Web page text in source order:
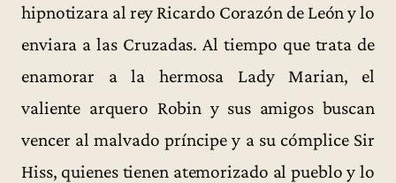
hipnotizara al rey Ricardo Corazón de León y lo
enviara a las Cruzadas. Al tiempo que trata de
enamorar a la hermosa Lady Marian, el
valiente arquero Robin y sus amigos buscan
vencer al malvado príncipe y a su cómplice Sir
Hiss, quienes tienen atemorizado al pueblo y lo